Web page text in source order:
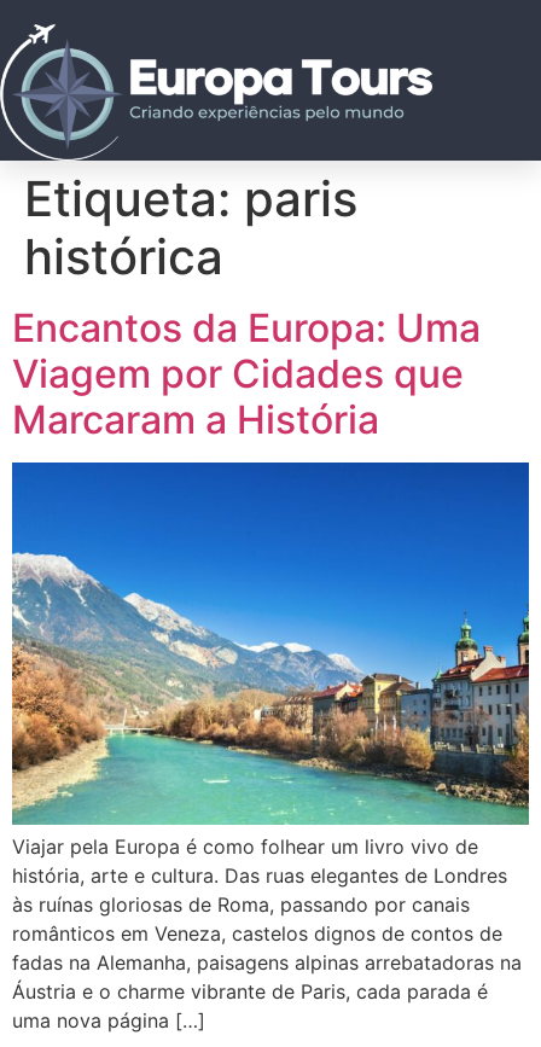
Etiqueta: paris
histórica
Encantos da Europa: Uma
Viagem por Cidades que
Marcaram a História
Viajar pela Europa é como folhear um livro vivo de
história, arte e cultura. Das ruas elegantes de Londres
às ruínas gloriosas de Roma, passando por canais
românticos em Veneza, castelos dignos de contos de
fadas na Alemanha, paisagens alpinas arrebatadoras na
Áustria e o charme vibrante de Paris, cada parada é
uma nova página […]